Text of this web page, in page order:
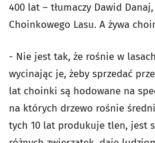
400 lat – tłumaczy Dawid
Choinkowego Lasu. A żywa
- Nie jest tak, że rośnie w
wycinając je, żeby sprzedać
lat choinki są hodowane na
na których drzewo rośnie
tych 10 lat produkuje tlen, jest